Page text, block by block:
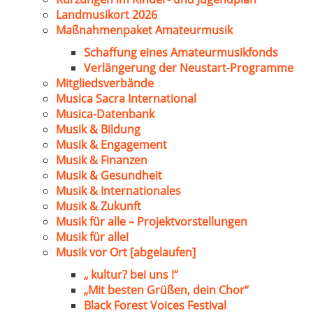
Landmusikort 2026
Maßnahmenpaket Amateurmusik
Schaffung eines Amateurmusikfonds
Verlängerung der Neustart-Programme
Mitgliedsverbände
Musica Sacra International
Musica-Datenbank
Musik & Bildung
Musik & Engagement
Musik & Finanzen
Musik & Gesundheit
Musik & Internationales
Musik & Zukunft
Musik für alle – Projektvorstellungen
Musik für alle!
Musik vor Ort [abgelaufen]
„ kultur? bei uns !“
„Mit besten Grüßen, dein Chor“
Black Forest Voices Festival